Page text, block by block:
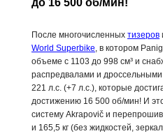
После многочисленных тизеров
World Superbike, в котором
объеме с 1103 до 998 см³ и
распредвалами и
221 л.с. (+7 л.с.), которые
достижению 16 500 об/мин! И
систему Akrapovič и
и 165,5 кг (без жидкостей,